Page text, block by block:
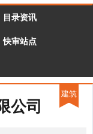
目录资讯
快审站点
公司
建筑